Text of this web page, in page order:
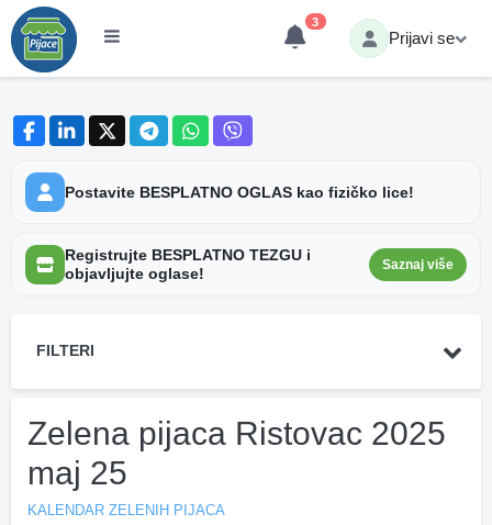
3
Prijavi se
Postavite BESPLATNO OGLAS kao fizičko lice!
Registrujte BESPLATNO TEZGU i
objavljujte oglase!
Saznaj više
FILTERI
Zelena pijaca Ristovac 2025
maj 25
KALENDAR ZELENIH PIJACA